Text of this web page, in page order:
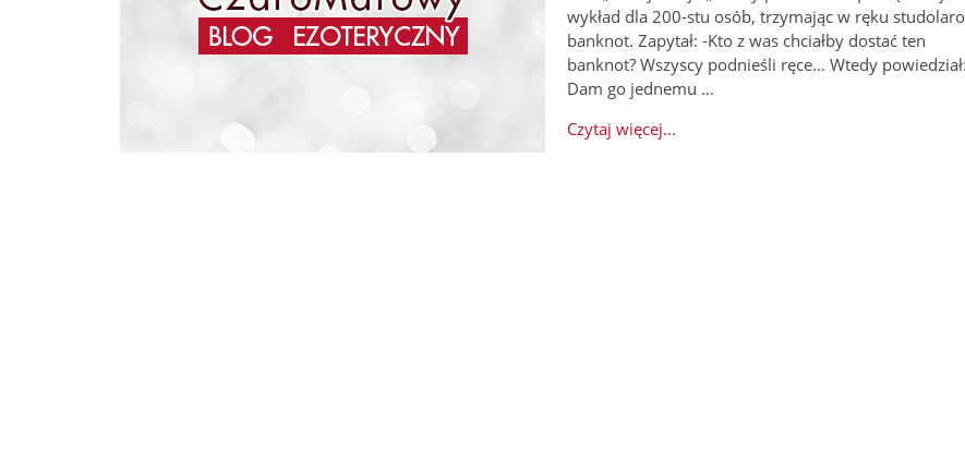
wykład dla 200-stu osób, trzymając w ręku
banknot. Zapytał: -Kto z was chciałby dostać ten
banknot? Wszyscy podnieśli ręce… Wtedy
Dam go jednemu …
Czytaj więcej...